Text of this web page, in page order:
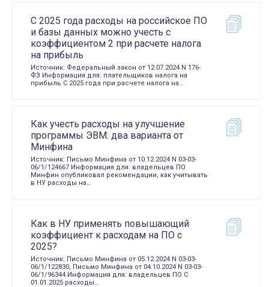
С 2025 года расходы на российское ПО
и базы данных можно учесть с
коэффициентом 2 при расчете налога
на прибыль
Источник: Федеральный закон от 12.07.2024 N 176-
ФЗ Информация для: плательщиков налога на
прибыль С 2025 года при расчете налога на…
Как учесть расходы на улучшение
программы ЭВМ: два варианта от
Минфина
Источник: Письмо Минфина от 10.12.2024 N 03-03-
06/1/124667 Информация для: владельцев ПО
Минфин опубликовал рекомендации, как учитывать
в НУ расходы на…
Как в НУ применять повышающий
коэффициент к расходам на ПО с
2025?
Источник: Письмо Минфина от 05.12.2024 N 03-03-
06/1/122830, Письмо Минфина от 04.10.2024 N 03-03-
06/1/96344 Информация для: владельцев ПО С
01.01.2025 расходы…